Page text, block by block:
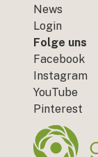
News
Login
Folge uns
Facebook
Instagram
YouTube
Pinterest